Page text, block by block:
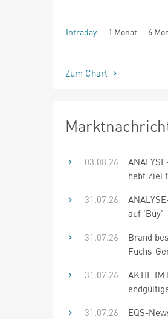
Intraday 1 Monat 6
seit Beginn
Zum Chart
03.08.26
hebt Ziel
31.07.26
auf 'Buy'
31.07.26
Brand
Fuchs-
31.07.26
AKTIE IM
31.07.26
EQS-